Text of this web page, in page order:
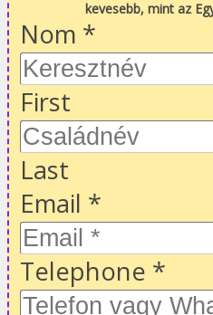
kevesebb, mint az
Nom *
First
Last
Email *
Telephone *